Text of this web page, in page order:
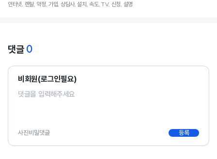
인터넷, 렌탈, 약정, 가입, 상담사, 설치, 속도, TV, 신청, 설명
댓글 0
비회원(로그인필요)
사진비밀댓글 등록